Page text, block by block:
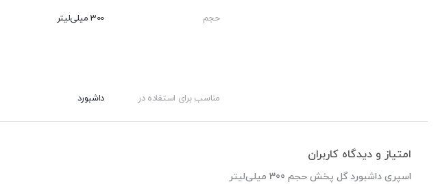
استفاده از این اسپری ها داشبورد خودرو را براق، تمیز و معطر می کند.
حجم 300 میلی‌لیتر
مناسب برای استفاده در داشبورد
امتیاز و دیدگاه کاربران
اسپری داشبورد گل پخش حجم 300 میلی‌لیتر